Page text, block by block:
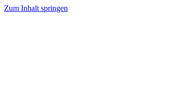
Zum Inhalt springen